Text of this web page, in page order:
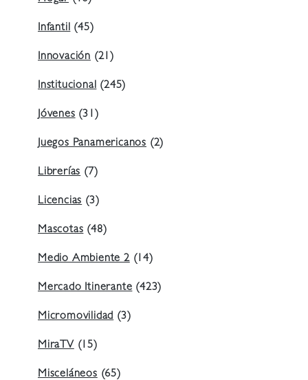
Infantil(45)
Innovación (21)
Institucional(245)
Jóvenes(31)
Juegos Panamericanos (2)
Librerías(7)
Licencias(3)
Mascotas(48)
Medio Ambiente 2(14)
Mercado Itinerante(423)
Micromovilidad(3)
MiraTV(15)
Misceláneos(65)